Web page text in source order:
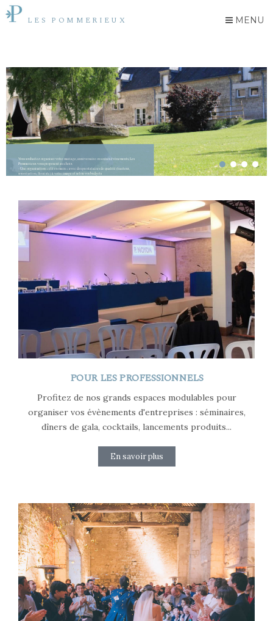
LES POMMERIEUX MENU
Vous souhaitez organiser votre mariage, anniversaire ou autres évènements, Les
Pommerieux vous proposent au choix
- Une organisation « clé en main » avec des prestataires de qualité (traiteur,
sonorisation, fleuriste) à votre image et selon vos budgets
POUR LES PROFESSIONNELS
Profitez de nos grands espaces modulables pour
organiser vos évènements d'entreprises : séminaires,
dîners de gala, cocktails, lancements produits...
En savoir plus